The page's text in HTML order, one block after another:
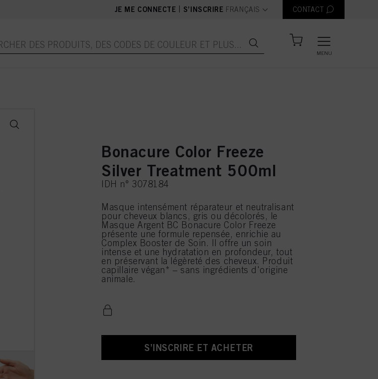
JE ME CONNECTE S’INSCRIRE text.language
FRANÇAIS CONTACT
MENU
Bonacure Color Freeze
Silver Treatment 500ml
IDH n° 3078184
Masque intensément réparateur et neutralisant
pour cheveux blancs, gris ou décolorés, le
Masque Argent BC Bonacure Color Freeze
présente une formule repensée, enrichie au
Complex Booster de Soin. Il offre un soin
intense et une hydratation en profondeur, tout
en préservant la légèreté des cheveux. Produit
capillaire végan* – sans ingrédients d'origine
animale.
S’INSCRIRE ET ACHETER